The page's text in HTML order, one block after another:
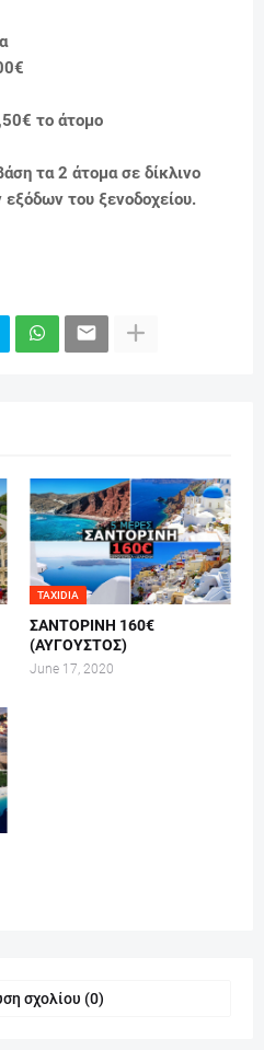
€ το άτομο
τα 2 άτομα σε δίκλινο
του ξενοδοχείου.
TAXIDIA
ΣΑΝΤΟΡΙΝΗ 160€
(ΑΥΓΟΥΣΤΟΣ)
June 17, 2020
σχολίου (0)